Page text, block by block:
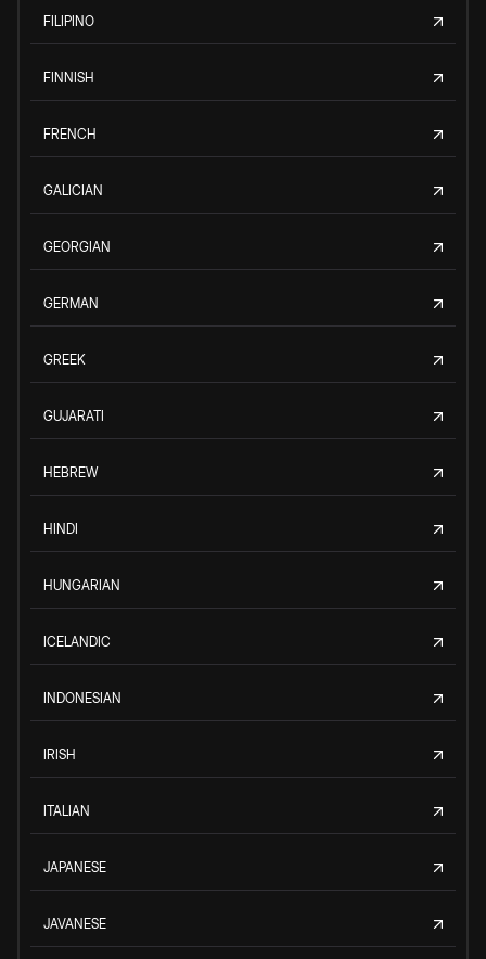
FILIPINO
FINNISH
FRENCH
GALICIAN
GEORGIAN
GERMAN
GREEK
GUJARATI
HEBREW
HINDI
HUNGARIAN
ICELANDIC
INDONESIAN
IRISH
ITALIAN
JAPANESE
JAVANESE